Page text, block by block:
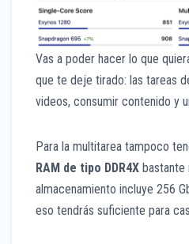
Vas a poder hacer lo que
que te deje tirado: las tareas
videos, consumir contenido y
Para la multitarea tampoco
RAM de tipo DDR4X bastante
almacenamiento incluye 256
eso tendrás suficiente para